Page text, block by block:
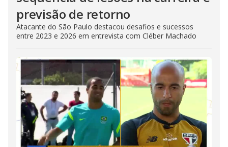
previsão de retorno
Atacante do São Paulo destacou desafios e sucessos
entre 2023 e 2026 em entrevista com Cléber Machado